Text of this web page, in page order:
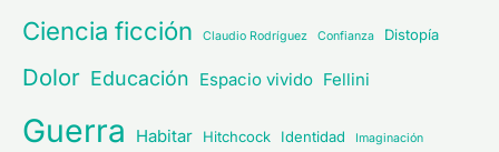
Ciencia ficción Claudio Rodríguez Confianza Distopía
Dolor Educación Espacio vivido Fellini
Guerra Habitar Hitchcock Identidad Imaginación